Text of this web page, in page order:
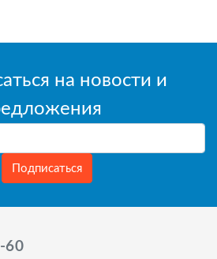
на новости и
Подписаться
60